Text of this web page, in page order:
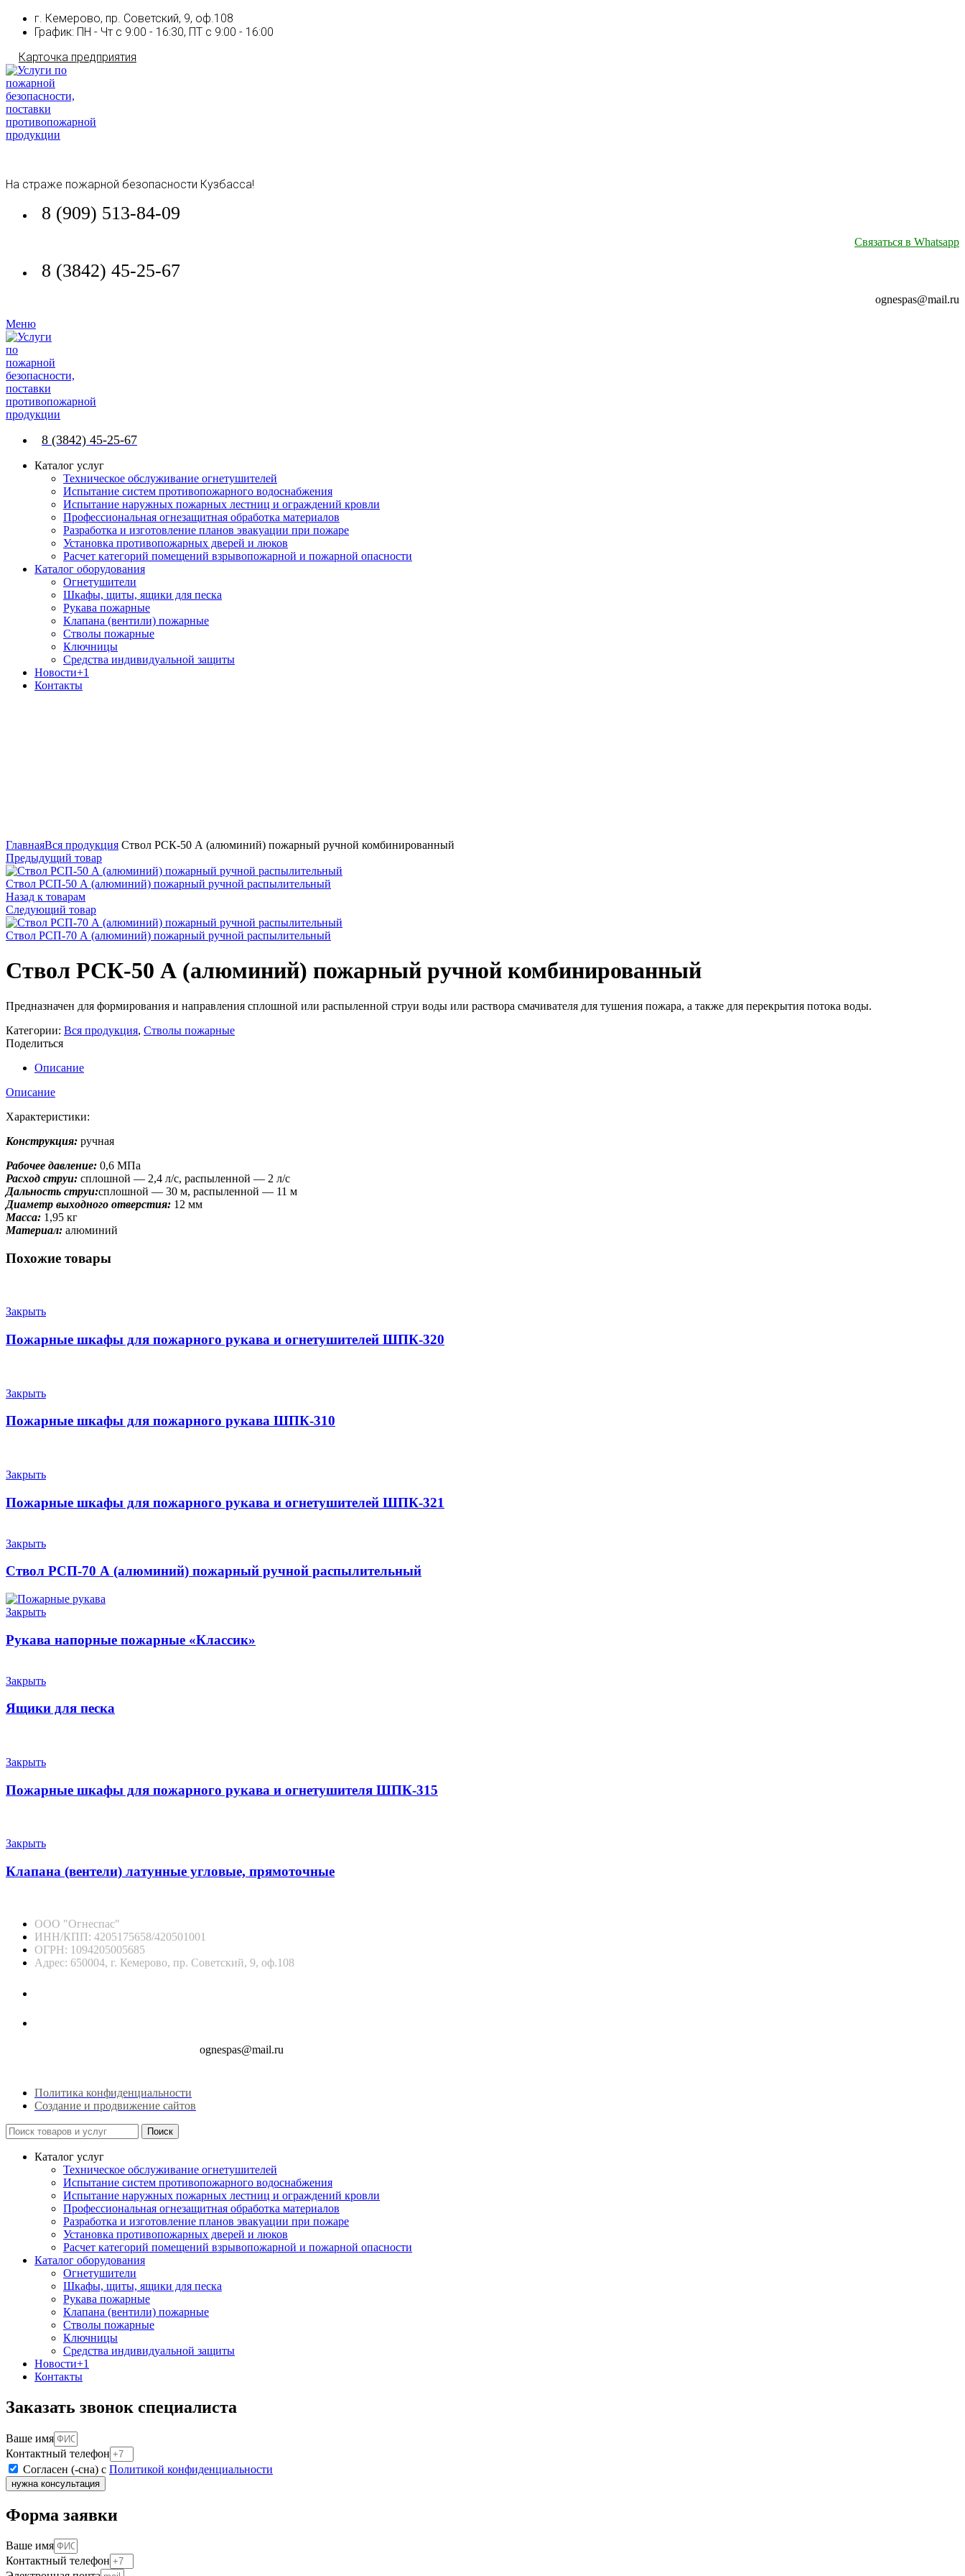
г. Кемерово, пр. Советский, 9, оф.108
График: ПН - Чт с 9:00 - 16:30, ПТ с 9:00 - 16:00
Карточка предприятия
На страже пожарной безопасности Кузбасса!
8 (909) 513-84-09
Связаться в Whatsapp
8 (3842) 45-25-67
ognespas@mail.ru
Меню
8 (3842) 45-25-67
Каталог услуг
Техническое обслуживание огнетушителей
Испытание систем противопожарного водоснабжения
Испытание наружных пожарных лестниц и ограждений кровли
Профессиональная огнезащитная обработка материалов
Разработка и изготовление планов эвакуации при пожаре
Установка противопожарных дверей и люков
Расчет категорий помещений взрывопожарной и пожарной опасности
Каталог оборудования
Огнетушители
Шкафы, щиты, ящики для песка
Рукава пожарные
Клапана (вентили) пожарные
Стволы пожарные
Ключницы
Средства индивидуальной защиты
Новости+1
Контакты
ГлавнаяВся продукция Ствол РСК-50 А (алюминий) пожарный ручной комбинированный
Предыдущий товар
Ствол РСП-50 А (алюминий) пожарный ручной распылительный
Назад к товарам
Следующий товар
Ствол РСП-70 А (алюминий) пожарный ручной распылительный
Ствол РСК-50 А (алюминий) пожарный ручной комбинированный
Предназначен для формирования и направления сплошной или распыленной струи воды или раствора смачивателя для тушения пожара, а также для перекрытия потока воды.
Категории: Вся продукция, Стволы пожарные
Поделиться
Описание
Описание
Характеристики:
Конструкция: ручная
Рабочее давление: 0,6 МПа
Расход струи: сплошной — 2,4 л/с, распыленной — 2 л/с
Дальность струи:сплошной — 30 м, распыленной — 11 м
Диаметр выходного отверстия: 12 мм
Масса: 1,95 кг
Материал: алюминий
Похожие товары
Закрыть
Пожарные шкафы для пожарного рукава и огнетушителей ШПК-320
Закрыть
Пожарные шкафы для пожарного рукава ШПК-310
Закрыть
Пожарные шкафы для пожарного рукава и огнетушителей ШПК-321
Закрыть
Ствол РСП-70 А (алюминий) пожарный ручной распылительный
Закрыть
Рукава напорные пожарные «Классик»
Закрыть
Ящики для песка
Закрыть
Пожарные шкафы для пожарного рукава и огнетушителя ШПК-315
Закрыть
Клапана (вентели) латунные угловые, прямоточные
ООО "Огнеспас"
ИНН/КПП: 4205175658/420501001
ОГРН: 1094205005685
Адрес: 650004, г. Кемерово, пр. Советский, 9, оф.108
ognespas@mail.ru
Политика конфиденциальности
Создание и продвижение сайтов
Поиск
Каталог услуг
Техническое обслуживание огнетушителей
Испытание систем противопожарного водоснабжения
Испытание наружных пожарных лестниц и ограждений кровли
Профессиональная огнезащитная обработка материалов
Разработка и изготовление планов эвакуации при пожаре
Установка противопожарных дверей и люков
Расчет категорий помещений взрывопожарной и пожарной опасности
Каталог оборудования
Огнетушители
Шкафы, щиты, ящики для песка
Рукава пожарные
Клапана (вентили) пожарные
Стволы пожарные
Ключницы
Средства индивидуальной защиты
Новости+1
Контакты
Заказать звонок специалиста
Ваше имя
Контактный телефон
Согласен (-сна) с Политикой конфиденциальности
нужна консультация
Форма заявки
Ваше имя
Контактный телефон